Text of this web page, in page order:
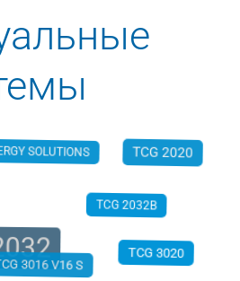
SOLUTIONS
TCG 2020
TCG 2032B
TCG 3020